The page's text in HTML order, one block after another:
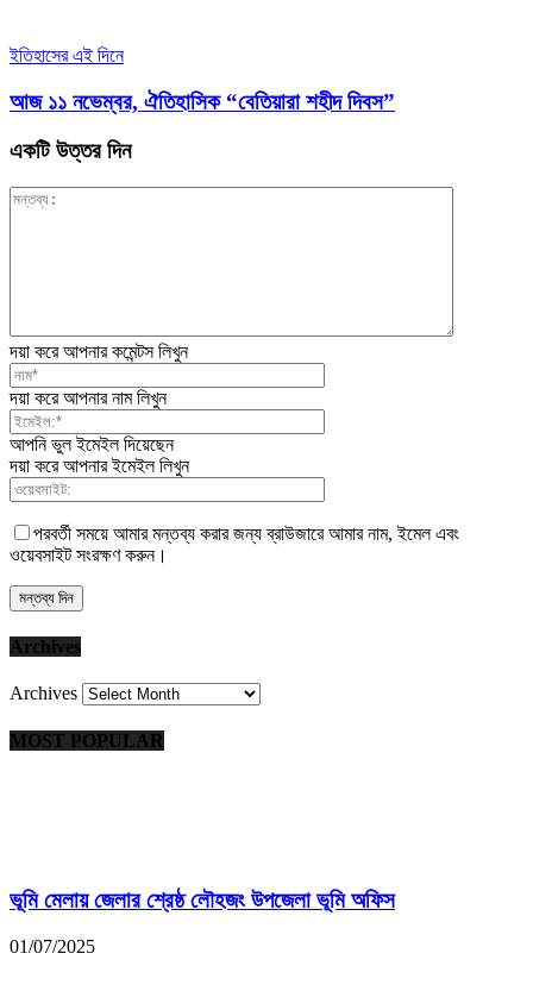
ইতিহাসের এই দিনে
আজ ১১ নভেম্বর, ঐতিহাসিক “বেতিয়ারা শহীদ দিবস”
একটি উত্তর দিন
দয়া করে আপনার কমেন্টস লিখুন
দয়া করে আপনার নাম লিখুন
আপনি ভুল ইমেইল দিয়েছেন
দয়া করে আপনার ইমেইল লিখুন
পরবর্তী সময়ে আমার মন্তব্য করার জন্য ব্রাউজারে আমার নাম, ইমেল এবং
ওয়েবসাইট সংরক্ষণ করুন।
Archives
Archives
MOST POPULAR
ভূমি মেলায় জেলার শ্রেষ্ঠ লৌহজং উপজেলা ভূমি অফিস
01/07/2025